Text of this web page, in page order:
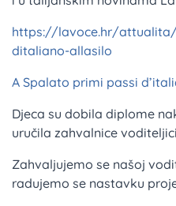
https://lavoce.hr/
ditaliano-allasilo
A Spalato primi passi
Djeca su dobila diplome
uručila zahvalnice
Zahvaljujemo se našoj
radujemo se nastavku